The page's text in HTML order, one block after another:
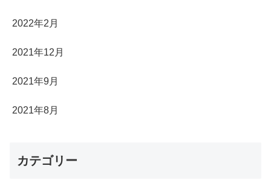
2022年2月
2021年12月
2021年9月
2021年8月
カテゴリー